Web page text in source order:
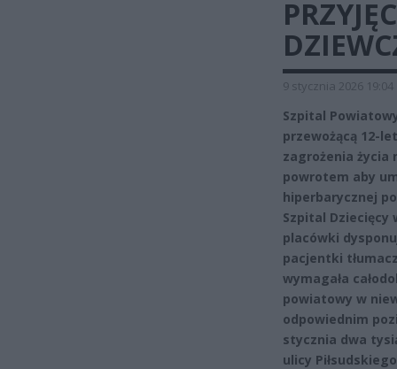
9 stycznia 2026 19:04
Szpital
przewożącą 12-
zagrożenia życia
powrotem aby
hiperbarycznej
Szpital
placówki
pacjentki
wymagała
powiatowy w
odpowiednim
stycznia dwa
ulicy